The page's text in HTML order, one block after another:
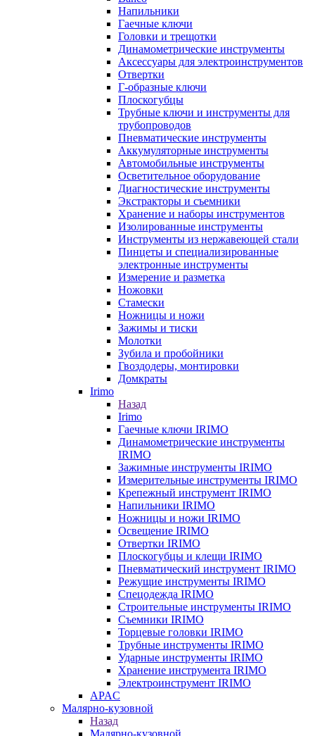
Напильники
Гаечные ключи
Головки и трещотки
Динамометрические инструменты
Аксессуары для электроинструментов
Отвертки
Г-образные ключи
Плоскогубцы
Трубные ключи и инструменты для
трубопроводов
Пневматические инструменты
Аккумуляторные инструменты
Автомобильные инструменты
Осветительное оборудование
Диагностические инструменты
Экстракторы и съемники
Хранение и наборы инструментов
Изолированные инструменты
Инструменты из нержавеющей стали
Пинцеты и специализированные
электронные инструменты
Измерение и разметка
Ножовки
Стамески
Ножницы и ножи
Зажимы и тиски
Молотки
Зубила и пробойники
Гвоздодеры, монтировки
Домкраты
Irimo
Назад
Irimo
Гаечные ключи IRIMO
Динамометрические инструменты
IRIMO
Зажимные инструменты IRIMO
Измерительные инструменты IRIMO
Крепежный инструмент IRIMO
Напильники IRIMO
Ножницы и ножи IRIMO
Освещение IRIMO
Отвертки IRIMO
Плоскогубцы и клещи IRIMO
Пневматический инструмент IRIMO
Режущие инструменты IRIMO
Спецодежда IRIMO
Строительные инструменты IRIMO
Съемники IRIMO
Торцевые головки IRIMO
Трубные инструменты IRIMO
Ударные инструменты IRIMO
Хранение инструмента IRIMO
Электроинструмент IRIMO
APAC
Малярно-кузовной
Назад
Малярно-кузовной